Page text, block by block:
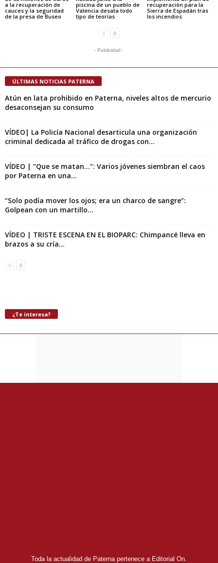
a la recuperación de
cauces y la seguridad
de la presa de Buseo
piscina de un pueblo de
Valencia desata todo
tipo de teorías
recuperación para la
Sierra de Espadán tras
los incendios
- Publicidad -
ÚLTIMAS NOTICIAS PATERNA
Atún en lata prohibido en Paterna, niveles altos de mercurio
desaconsejan su consumo
VÍDEO| La Policía Nacional desarticula una organización
criminal dedicada al tráfico de drogas con...
VÍDEO | “Que se matan…”: Varios jóvenes siembran el caos
por Paterna en una...
“Solo podía mover los ojos; era un charco de sangre”:
Golpean con un martillo...
VÍDEO | TRISTE ESCENA EN EL BIOPARC: Chimpancé lleva en
brazos a su cría...
¿Te interesa?
Toda la actualidad de Paterna pertenece a Editorial On.